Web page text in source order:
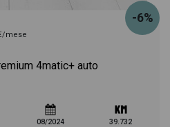
-6%
mese
4matic+ auto
08/2024 39.732